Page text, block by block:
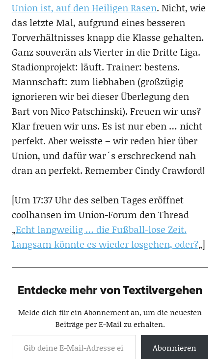
Union ist, auf den Heiligen Rasen. Nicht, wie
das letzte Mal, aufgrund eines besseren
Torverhältnisses knapp die Klasse gehalten.
Ganz souverän als Vierter in die Dritte Liga.
Stadionprojekt: läuft. Trainer: bestens.
Mannschaft: zum liebhaben (großzügig
ignorieren wir bei dieser Überlegung den
Bart von Nico Patschinski). Freuen wir uns?
Klar freuen wir uns. Es ist nur eben … nicht
perfekt. Aber weisste – wir reden hier über
Union, und dafür war´s erschreckend nah
dran an perfekt. Remember Cindy Crawford!
[Um 17:37 Uhr des selben Tages eröffnet
coolhansen im Union-Forum den Thread
„Echt langweilig … die Fußball-lose Zeit.
Langsam könnte es wieder losgehen, oder?„]
Entdecke mehr von Textilvergehen
Melde dich für ein Abonnement an, um die neuesten
Beiträge per E-Mail zu erhalten.
Abonnieren